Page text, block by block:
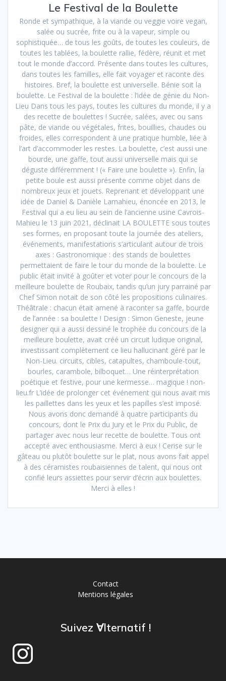
Le Festival de la Boulette
Ronde et sympathique, à la viande ou veggie voire vegan,
salée ou sucrée, frite ou à la vapeur, simple ou
sophistiquée… de tous les goûts, de toutes les couleurs, de
toutes les tablées, la boulette rallie, fédère, réunit et met
tout le monde d’accord. Présente dans toutes les cultures,
dans toutes les familles, elle fait voyager et raconte des
histoires. Bref, la boulette est universelle. Bénie soit la
boulette. Le Festival de la boulette : l’idée de génie du Non-
Lieu Dans tous les pays, toutes les cultures du monde, il y a
des recette de boulettes ! Sucrée, salées, avec ou sans
pâte, de viande ou végétales, frites, bouillies, chaudes ou
froides, elles correspondent à une pratique humble, liée à
l’art d’accommoder les restes. La boulette, c’est aussi une
bourde, une gaffe, tout aussi universelle mais qui se
déguste différemment ! (« Faire une boulette »). Enfin, la
petite boule est aussi présente comme objet dans de
nombreux jeux et jouets. Reprenant et développant une
idée de Daniel & Danièle Lamahieu, énoncée en 2013, le
Festival qui a eu lieu au sein de l’ancienne usine Cavrois-
Mahieu le 13 juin 2021, déclinait LA BOULETTE sous toutes
ses formes, en proposant toute la journée des ateliers,
événements, manifestations s’articulant autour de trois
axes : Gastronomique : des stands de boulettes
permettaient de faire le tour du monde de la boulette. Le
public était invité à goûter et voter pour le concours de la
meilleure boulette de Roubaix, tandis qu’un jury parrainé par
Chef Simon notait de son côté les propositions culinaires.
Théâtrale : chacun était amené à raconter sa gaffe, bourde
de l’année : sa boulette ! Design : Simon Geneste, jeune
designer qui a aussi dessiné le trophée du concours de la
meilleure boulette, avait créé un circuit ludique original,
investissant complètement ce lieu hallucinant géré par le
Non-Lieu. circuits, cibles, catapultes, chamboule-tout,
bourles, carambole, bilboquet… Une réinterprétation
poétique et festive, pour une kermesse… magique ! non-
lieu.fr L’idée de prolonger cet événement qui nous avait mis
les paillettes dans les yeux et les papilles s’est imposé.
Nous avons donc demandé à quatre participants du
concours, dont le Prix du Jury et le Prix du Public, de
partager avec nous leur recette de boulette. Tous ont
accepté avec enthousiasme. Merci à eux ! Cerise sur le
gâteau ou plutôt boulette sur le plat, nous avons fait appel
à des céramistes roubaisiennes de talent, qui nous ont
confié leurs assiettes pour servir d’écrin aux boulettes.
Merci à elles !
Contact
Mentions légales
Suivez ∀lternatif !